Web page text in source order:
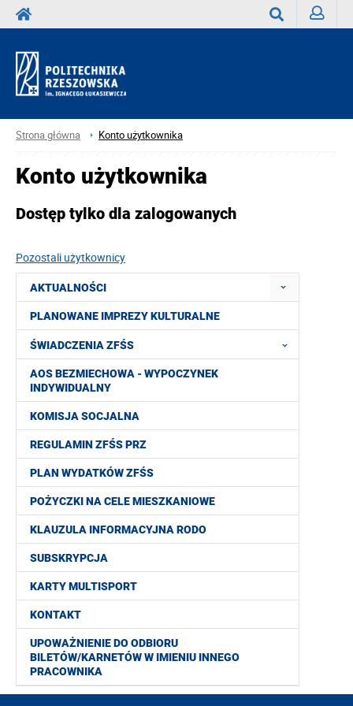
Strona główna Konto użytkownika
AKTUALNOŚCI
PLANOWANE IMPREZY KULTURALNE
ŚWIADCZENIA ZFŚS
AOS BEZMIECHOWA - WYPOCZYNEK
INDYWIDUALNY
KOMISJA SOCJALNA
REGULAMIN ZFŚS PRZ
PLAN WYDATKÓW ZFŚS
POŻYCZKI NA CELE MIESZKANIOWE
KLAUZULA INFORMACYJNA RODO
SUBSKRYPCJA
KARTY MULTISPORT
KONTAKT
UPOWAŻNIENIE DO ODBIORU
BILETÓW/KARNETÓW W IMIENIU INNEGO
PRACOWNIKA
Konto użytkownika
Dostęp tylko dla zalogowanych
Pozostali użytkownicy